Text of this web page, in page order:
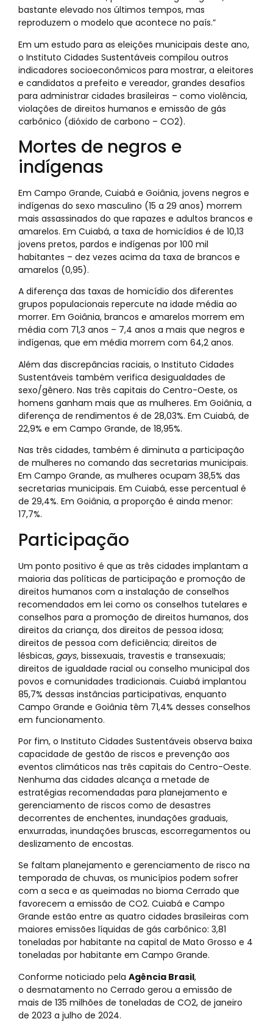
bastante elevado nos últimos tempos, mas
reproduzem o modelo que acontece no país.”
Em um estudo para as eleições municipais deste ano,
o Instituto Cidades Sustentáveis compilou outros
indicadores socioeconômicos para mostrar, a eleitores
e candidatos a prefeito e vereador, grandes desafios
para administrar cidades brasileiras – como violência,
violações de direitos humanos e emissão de gás
carbônico (dióxido de carbono – CO2).
Mortes de negros e
indígenas
Em Campo Grande, Cuiabá e Goiânia, jovens negros e
indígenas do sexo masculino (15 a 29 anos) morrem
mais assassinados do que rapazes e adultos brancos e
amarelos. Em Cuiabá, a taxa de homicídios é de 10,13
jovens pretos, pardos e indígenas por 100 mil
habitantes – dez vezes acima da taxa de brancos e
amarelos (0,95).
A diferença das taxas de homicídio dos diferentes
grupos populacionais repercute na idade média ao
morrer. Em Goiânia, brancos e amarelos morrem em
média com 71,3 anos – 7,4 anos a mais que negros e
indígenas, que em média morrem com 64,2 anos.
Além das discrepâncias raciais, o Instituto Cidades
Sustentáveis também verifica desigualdades de
sexo/gênero. Nas três capitais do Centro-Oeste, os
homens ganham mais que as mulheres. Em Goiânia, a
diferença de rendimentos é de 28,03%. Em Cuiabá, de
22,9% e em Campo Grande, de 18,95%.
Nas três cidades, também é diminuta a participação
de mulheres no comando das secretarias municipais.
Em Campo Grande, as mulheres ocupam 38,5% das
secretarias municipais. Em Cuiabá, esse percentual é
de 29,4%. Em Goiânia, a proporção é ainda menor:
17,7%.
Participação
Um ponto positivo é que as três cidades implantam a
maioria das políticas de participação e promoção de
direitos humanos com a instalação de conselhos
recomendados em lei como os conselhos tutelares e
conselhos para a promoção de direitos humanos, dos
direitos da criança, dos direitos de pessoa idosa;
direitos de pessoa com deficiência; direitos de
lésbicas, gays, bissexuais, travestis e transexuais;
direitos de igualdade racial ou conselho municipal dos
povos e comunidades tradicionais. Cuiabá implantou
85,7% dessas instâncias participativas, enquanto
Campo Grande e Goiânia têm 71,4% desses conselhos
em funcionamento.
Por fim, o Instituto Cidades Sustentáveis observa baixa
capacidade de gestão de riscos e prevenção aos
eventos climáticos nas três capitais do Centro-Oeste.
Nenhuma das cidades alcança a metade de
estratégias recomendadas para planejamento e
gerenciamento de riscos como de desastres
decorrentes de enchentes, inundações graduais,
enxurradas, inundações bruscas, escorregamentos ou
deslizamento de encostas.
Se faltam planejamento e gerenciamento de risco na
temporada de chuvas, os municípios podem sofrer
com a seca e as queimadas no bioma Cerrado que
favorecem a emissão de CO2. Cuiabá e Campo
Grande estão entre as quatro cidades brasileiras com
maiores emissões líquidas de gás carbônico: 3,81
toneladas por habitante na capital de Mato Grosso e 4
toneladas por habitante em Campo Grande.
Conforme noticiado pela Agência Brasil,
o desmatamento no Cerrado gerou a emissão de
mais de 135 milhões de toneladas de CO2, de janeiro
de 2023 a julho de 2024.